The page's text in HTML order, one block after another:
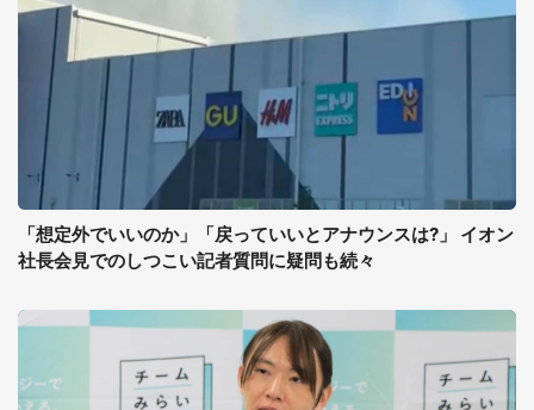
「想定外でいいのか」「戻っていいとアナウンスは?」 イオン
社長会見でのしつこい記者質問に疑問も続々